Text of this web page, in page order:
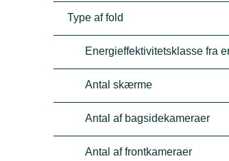
Type af fold
Energieffektivitetsklasse fra
Antal skærme
Antal af bagsidekameraer
Antal af frontkameraer